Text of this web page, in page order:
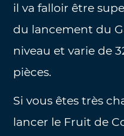
il va falloir être
du lancement du
niveau et varie de
pièces.
Si vous êtes très
lancer le Fruit de